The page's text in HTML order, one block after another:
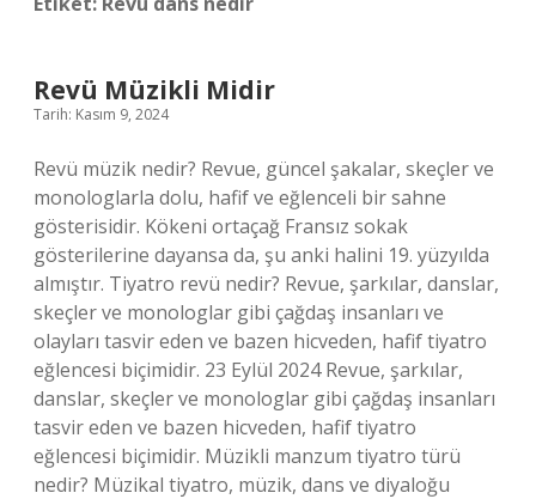
Revü Müzikli Midir
Tarih: Kasım 9, 2024
Revü müzik nedir? Revue, güncel şakalar, skeçler ve
monologlarla dolu, hafif ve eğlenceli bir sahne
gösterisidir. Kökeni ortaçağ Fransız sokak
gösterilerine dayansa da, şu anki halini 19. yüzyılda
almıştır. Tiyatro revü nedir? Revue, şarkılar, danslar,
skeçler ve monologlar gibi çağdaş insanları ve
olayları tasvir eden ve bazen hicveden, hafif tiyatro
eğlencesi biçimidir. 23 Eylül 2024 Revue, şarkılar,
danslar, skeçler ve monologlar gibi çağdaş insanları
tasvir eden ve bazen hicveden, hafif tiyatro
eğlencesi biçimidir. Müzikli manzum tiyatro türü
nedir? Müzikal tiyatro, müzik, dans ve diyaloğu